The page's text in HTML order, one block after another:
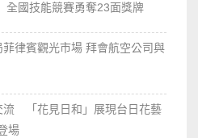
全國技能競賽勇奪23面獎牌
律賓觀光市場 拜會航空公司與
流 「花見日和」展現台日花藝
場